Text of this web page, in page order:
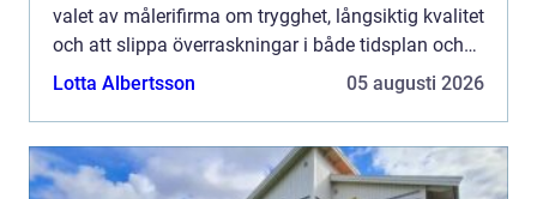
valet av målerifirma om trygghet, långsiktig kvalitet
och att slippa överraskningar i både tidsplan och
budget. En genomtänkt målning kan förlänga
Lotta Albertsson 05 augusti 2026